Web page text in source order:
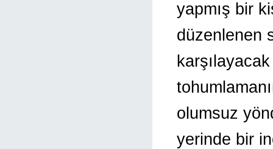
yapmış bir
düzenlenen
olumsuz
yerinde bir